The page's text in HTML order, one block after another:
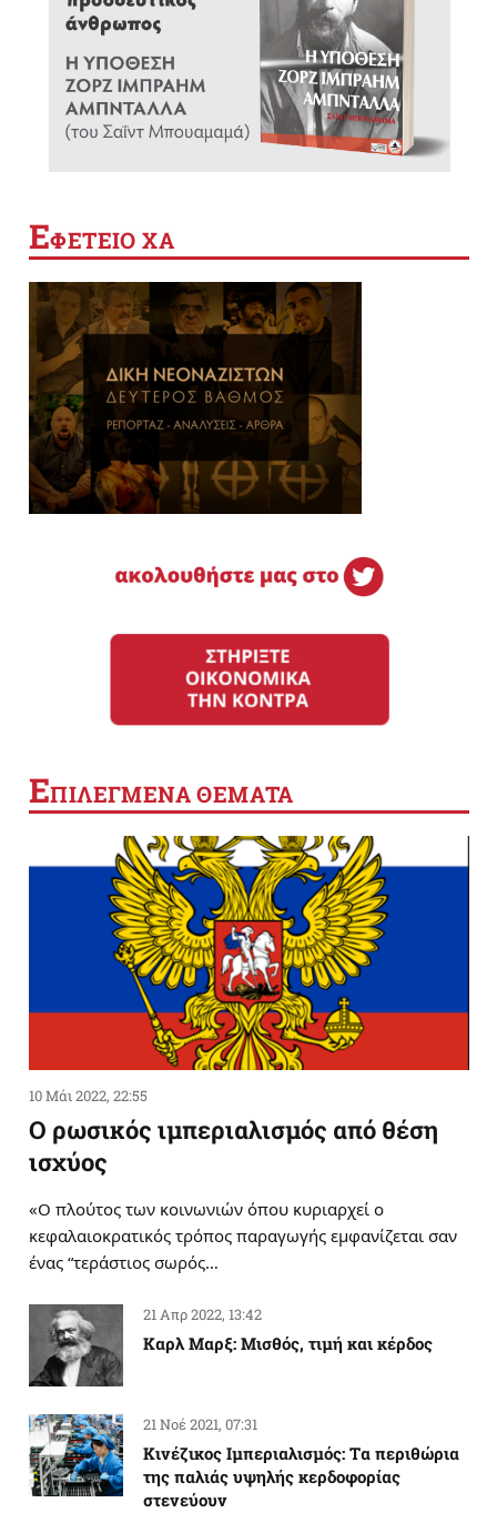
ΕΦΕΤΕΙΟ ΧΑ
ΕΠΙΛΕΓΜΕΝΑ ΘΕΜΑΤΑ
10 Μάι 2022, 22:55
Ο ρωσικός ιμπεριαλισμός από θέση
ισχύος
«Ο πλούτος των κοινωνιών όπου κυριαρχεί ο
κεφαλαιοκρατικός τρόπος παραγωγής εμφανίζεται σαν
ένας “τεράστιος σωρός…
21 Απρ 2022, 13:42
Καρλ Μαρξ: Μισθός, τιμή και κέρδος
21 Νοέ 2021, 07:31
Κινέζικος Ιμπεριαλισμός: Tα περιθώρια
της παλιάς υψηλής κερδοφορίας
στενεύουν